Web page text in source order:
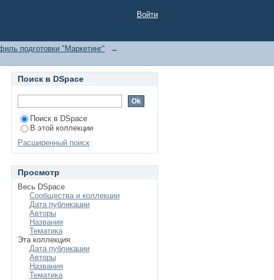
Войти
подготовки "Маркетинг"
→
Поиск в DSpace
Поиск в DSpace
В этой коллекции
Расширенный поиск
Просмотр
Весь DSpace
Сообщества и коллекции
Дата публикации
Авторы
Названия
Тематика
Эта коллекция
Дата публикации
Авторы
Названия
Тематика